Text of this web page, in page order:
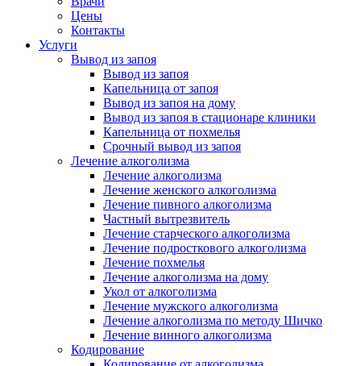
Цены
Контакты
Услуги
Вывод из запоя
Вывод из запоя
Капельница от запоя
Вывод из запоя на дому
Вывод из запоя в стационаре клиники
Капельница от похмелья
Срочный вывод из запоя
Лечение алкоголизма
Лечение алкоголизма
Лечение женского алкоголизма
Лечение пивного алкоголизма
Частный вытрезвитель
Лечение старческого алкоголизма
Лечение подросткового алкоголизма
Лечение похмелья
Лечение алкоголизма на дому
Укол от алкоголизма
Лечение мужского алкоголизма
Лечение алкоголизма по методу Шичко
Лечение винного алкоголизма
Кодирование